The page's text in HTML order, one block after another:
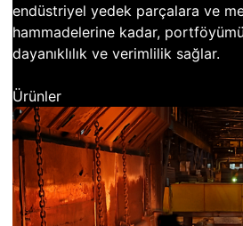
endüstriyel yedek parçalara ve
hammadelerine kadar,
dayanıklılık ve verimlilik sağlar.
Ürünler